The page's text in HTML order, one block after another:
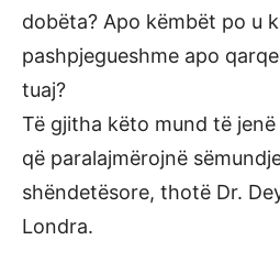
dobëta? Apo këmbët po u
pashpjegueshme apo
tuaj?
Të gjitha këto mund të
që paralajmërojnë
shëndetësore, thotë Dr.
Londra.